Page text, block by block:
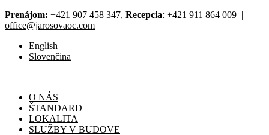
Prenájom: +421 907 458 347, Recepcia: +421 911 864 009 |
office@jarosovaoc.com
English
Slovenčina
O NÁS
ŠTANDARD
LOKALITA
SLUŽBY V BUDOVE